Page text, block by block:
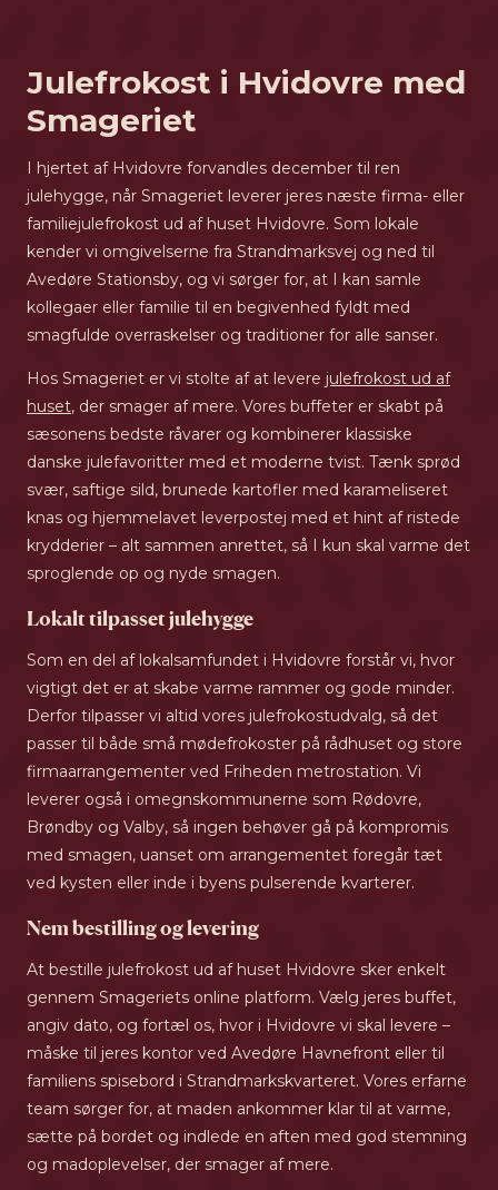
Julefrokost i Hvidovre med
Smageriet
I hjertet af Hvidovre forvandles december til ren
julehygge, når Smageriet leverer jeres næste firma- eller
familiejulefrokost ud af huset Hvidovre. Som lokale
kender vi omgivelserne fra Strandmarksvej og ned til
Avedøre Stationsby, og vi sørger for, at I kan samle
kollegaer eller familie til en begivenhed fyldt med
smagfulde overraskelser og traditioner for alle sanser.
Hos Smageriet er vi stolte af at levere julefrokost ud af
huset, der smager af mere. Vores buffeter er skabt på
sæsonens bedste råvarer og kombinerer klassiske
danske julefavoritter med et moderne tvist. Tænk sprød
svær, saftige sild, brunede kartofler med karameliseret
knas og hjemmelavet leverpostej med et hint af ristede
krydderier – alt sammen anrettet, så I kun skal varme det
sproglende op og nyde smagen.
Lokalt tilpasset julehygge
Som en del af lokalsamfundet i Hvidovre forstår vi, hvor
vigtigt det er at skabe varme rammer og gode minder.
Derfor tilpasser vi altid vores julefrokostudvalg, så det
passer til både små mødefrokoster på rådhuset og store
firmaarrangementer ved Friheden metrostation. Vi
leverer også i omegnskommunerne som Rødovre,
Brøndby og Valby, så ingen behøver gå på kompromis
med smagen, uanset om arrangementet foregår tæt
ved kysten eller inde i byens pulserende kvarterer.
Nem bestilling og levering
At bestille julefrokost ud af huset Hvidovre sker enkelt
gennem Smageriets online platform. Vælg jeres buffet,
angiv dato, og fortæl os, hvor i Hvidovre vi skal levere –
måske til jeres kontor ved Avedøre Havnefront eller til
familiens spisebord i Strandmarkskvarteret. Vores erfarne
team sørger for, at maden ankommer klar til at varme,
sætte på bordet og indlede en aften med god stemning
og madoplevelser, der smager af mere.